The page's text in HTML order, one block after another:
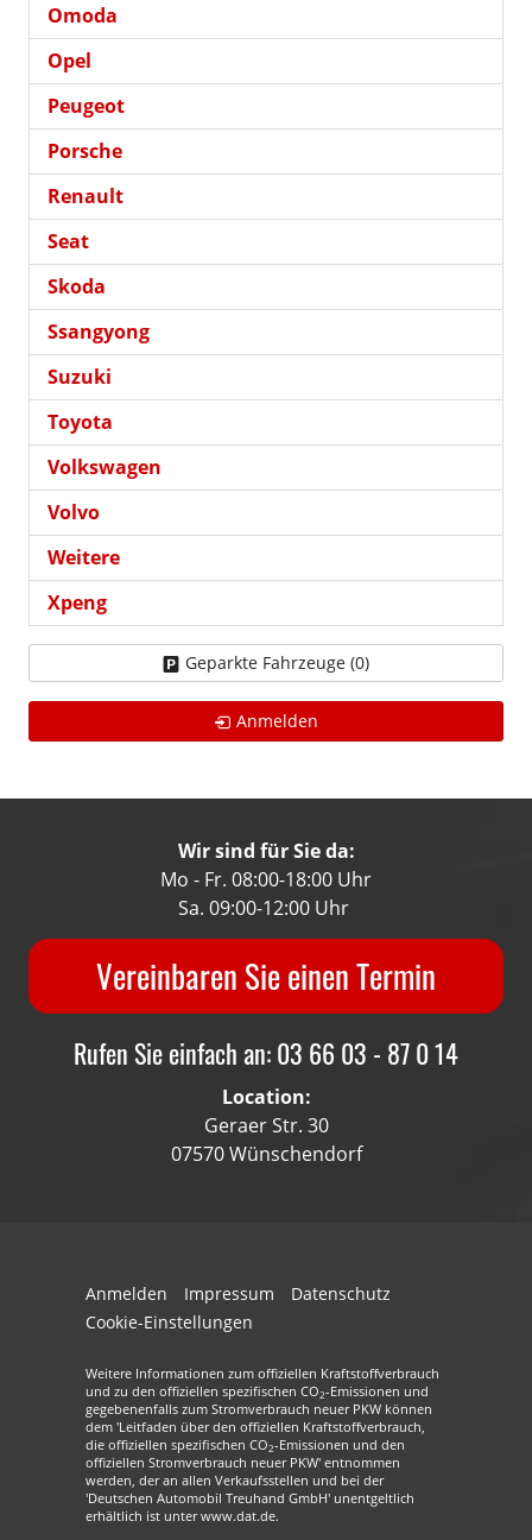
Omoda
Opel
Peugeot
Porsche
Renault
Seat
Skoda
Ssangyong
Suzuki
Toyota
Volkswagen
Volvo
Weitere
Xpeng
Geparkte Fahrzeuge (0)
Anmelden
Wir sind für Sie da:
Mo - Fr. 08:00-18:00 Uhr
Sa. 09:00-12:00 Uhr
Vereinbaren Sie einen Termin
Rufen Sie einfach an: 03 66 03 - 87 0 14
Location:
Geraer Str. 30
07570 Wünschendorf
Anmelden Impressum
Datenschutz
Cookie-Einstellungen
Weitere Informationen zum offiziellen Kraftstoffverbrauch
und zu den offiziellen spezifischen CO2-Emissionen und
gegebenenfalls zum Stromverbrauch neuer PKW können
dem 'Leitfaden über den offiziellen Kraftstoffverbrauch,
die offiziellen spezifischen CO2-Emissionen und den
offiziellen Stromverbrauch neuer PKW' entnommen
werden, der an allen Verkaufsstellen und bei der
'Deutschen Automobil Treuhand GmbH' unentgeltlich
erhältlich ist unter www.dat.de.